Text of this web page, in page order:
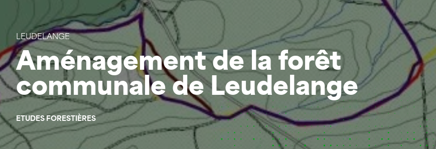
LEUDELANGE
Aménagement de la forêt
communale de Leudelange
ETUDES FORESTIÈRES